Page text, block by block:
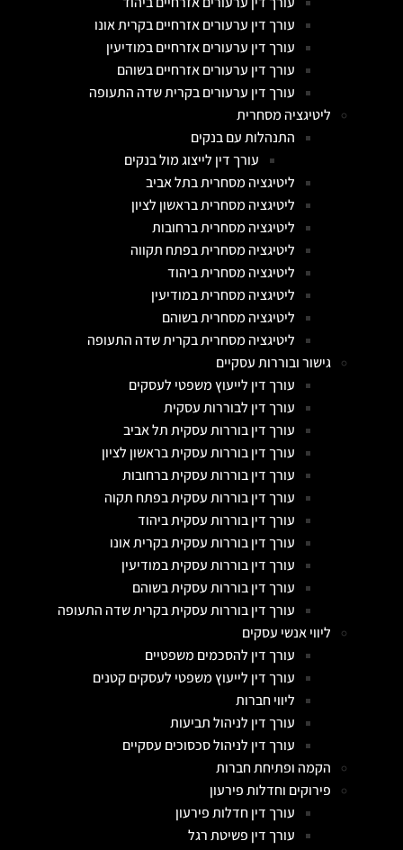
עורך דין ערעורים אזרחיים בקרית אונו
עורך דין ערעורים אזרחיים במודיעין
עורך דין ערעורים אזרחיים בשוהם
עורך דין ערעורים בקרית שדה התעופה
ליטיגציה מסחרית
התנהלות עם בנקים
עורך דין לייצוג מול בנקים
ליטיגציה מסחרית בתל אביב
ליטיגציה מסחרית בראשון לציון
ליטיגציה מסחרית ברחובות
ליטיגציה מסחרית בפתח תקווה
ליטיגציה מסחרית ביהוד
ליטיגציה מסחרית במודיעין
ליטיגציה מסחרית בשוהם
ליטיגציה מסחרית בקרית שדה התעופה
גישור ובוררות עסקיים
עורך דין לייעוץ משפטי לעסקים
עורך דין לבוררות עסקית
עורך דין בוררות עסקית תל אביב
עורך דין בוררות עסקית בראשון לציון
עורך דין בוררות עסקית ברחובות
עורך דין בוררות עסקית בפתח תקוה
עורך דין בוררות עסקית ביהוד
עורך דין בוררות עסקית בקרית אונו
עורך דין בוררות עסקית במודיעין
עורך דין בוררות עסקית בשוהם
עורך דין בוררות עסקית בקרית שדה התעופה
ליווי אנשי עסקים
עורך דין להסכמים משפטיים
עורך דין לייעוץ משפטי לעסקים קטנים
ליווי חברות
עורך דין לניהול תביעות
עורך דין לניהול סכסוכים עסקיים
הקמה ופתיחת חברות
פירוקים וחדלות פירעון
עורך דין חדלות פירעון
עורך דין פשיטת רגל